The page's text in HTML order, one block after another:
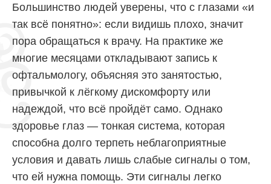
Большинство людей уверены, что с глазами «и
так всё понятно»: если видишь плохо, значит
пора обращаться к врачу. На практике же
многие месяцами откладывают запись к
офтальмологу, объясняя это занятостью,
привычкой к лёгкому дискомфорту или
надеждой, что всё пройдёт само. Однако
здоровье глаз — тонкая система, которая
способна долго терпеть неблагоприятные
условия и давать лишь слабые сигналы о том,
что ей нужна помощь. Эти сигналы легко